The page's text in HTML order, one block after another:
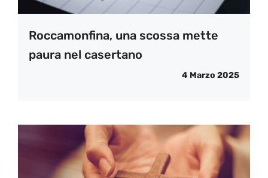
Roccamonfina, una scossa mette
paura nel casertano
4 Marzo 2025